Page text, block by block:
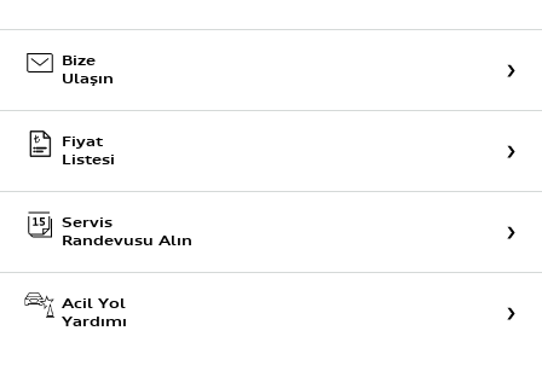
Bize
Ulaşın
Fiyat
Listesi
Servis
Randevusu Alın
Acil Yol
Yardımı